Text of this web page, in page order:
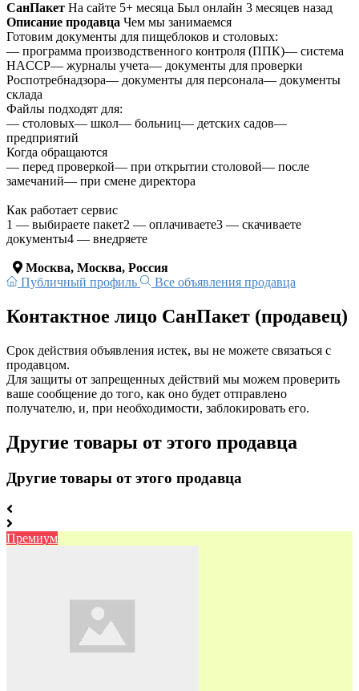
СанПакет На сайте 5+ месяца Был онлайн 3 месяцев назад
Описание продавца Чем мы занимаемся
Готовим документы для пищеблоков и столовых:
— программа производственного контроля (ППК)— система
HACCP— журналы учета— документы для проверки
Роспотребнадзора— документы для персонала— документы
склада
Файлы подходят для:
— столовых— школ— больниц— детских садов—
предприятий
Когда обращаются
— перед проверкой— при открытии столовой— после
замечаний— при смене директора
Как работает сервис
1 — выбираете пакет2 — оплачиваете3 — скачиваете
документы4 — внедряете
Москва, Москва, Россия
Публичный профиль
Все объявления продавца
Контактное лицо СанПакет (продавец)
Срок действия объявления истек, вы не можете связаться с
продавцом.
Для защиты от запрещенных действий мы можем проверить
ваше сообщение до того, как оно будет отправлено
получателю, и, при необходимости, заблокировать его.
Другие товары от этого продавца
Другие товары от этого продавца
Премиум